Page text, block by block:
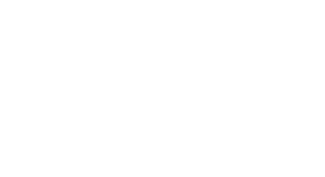
/ 39 in, Cintura: 67 cm / 26 in, Busto: 93 cm / 37